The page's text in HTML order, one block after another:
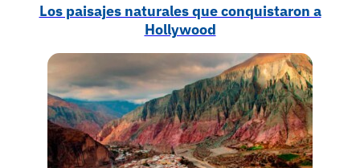
Los paisajes naturales que conquistaron a
Hollywood